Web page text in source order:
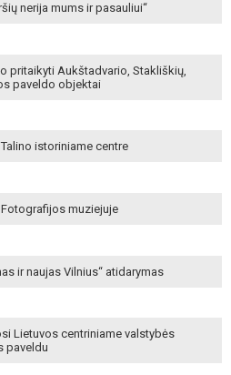
nerija mums ir pasauliui“
pritaikyti Aukštadvario, Stakliškių,
paveldo objektai
istoriniame centre
muziejuje
ir naujas Vilnius“ atidarymas
Lietuvos centriniame valstybės
paveldu